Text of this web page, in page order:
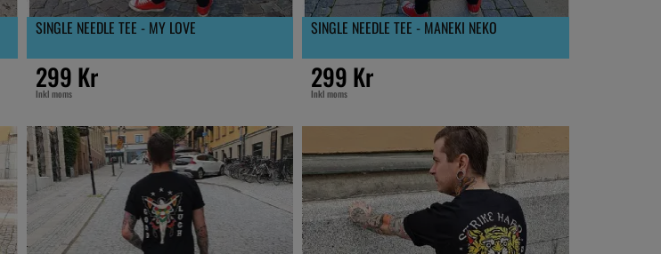
SINGLE NEEDLE TEE - MY LOVE
299 Kr
Inkl moms
SINGLE NEEDLE TEE - MANEKI NEKO
299 Kr
Inkl moms